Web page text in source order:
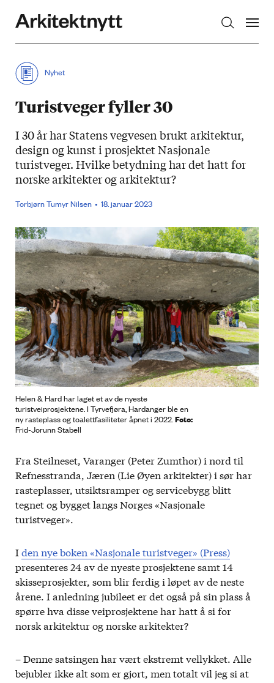
Nyhet
Turistveger fyller 30
I 30 år har Statens vegvesen brukt arkitektur,
design og kunst i prosjektet Nasjonale
turistveger. Hvilke betydning har det hatt for
norske arkitekter og arkitektur?
Torbjørn Tumyr Nilsen 18. januar 2023
Helen & Hard har laget et av de nyeste
turistveiprosjektene. I Tyrvefjøra, Hardanger ble en
ny rasteplass og toalettfasiliteter åpnet i 2022.Foto:
Frid-Jorunn Stabell
Fra Steilneset, Varanger (Peter Zumthor) i nord til
Refnesstranda, Jæren (Lie Øyen arkitekter) i sør har
rasteplasser, utsiktsramper og servicebygg blitt
tegnet og bygget langs Norges «Nasjonale
turistveger».
Iden nye boken «Nasjonale turistveger» (Press)
presenteres 24 av de nyeste prosjektene samt 14
skisseprosjekter, som blir ferdig i løpet av de neste
årene. I anledning jubileet er det også på sin plass å
spørre hva disse veiprosjektene har hatt å si for
norsk arkitektur og norske arkitekter?
– Denne satsingen har vært ekstremt vellykket. Alle
bejubler ikke alt som er gjort, men totalt vil jeg si at